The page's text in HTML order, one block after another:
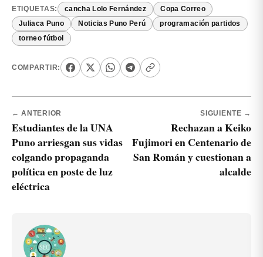
ETIQUETAS: cancha Lolo Fernández Copa Correo
Juliaca Puno Noticias Puno Perú programación partidos
torneo fútbol
COMPARTIR:
← ANTERIOR
Estudiantes de la UNA
Puno arriesgan sus vidas
colgando propaganda
política en poste de luz
eléctrica
SIGUIENTE →
Rechazan a Keiko
Fujimori en Centenario de
San Román y cuestionan a
alcalde